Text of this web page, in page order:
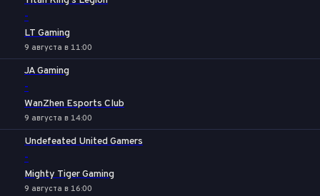
-
LT Gaming
9 августа в 11:00
JA Gaming
-
WanZhen Esports Club
9 августа в 14:00
Undefeated United Gamers
-
Mighty Tiger Gaming
9 августа в 16:00